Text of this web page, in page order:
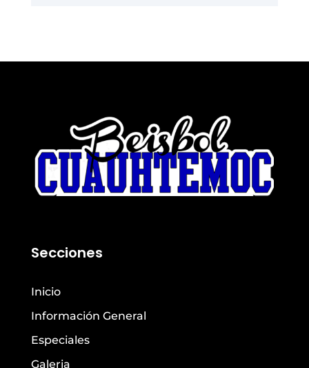
Secciones
Inicio
Información General
Especiales
Galeria